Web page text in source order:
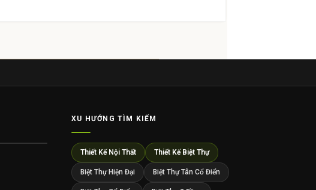
XU HƯỚNG TÌM KIẾM
Thiết Kế Nội Thất Thiết Kế Biệt Thự
Biệt Thự Hiện Đại Biệt Thự Tân Cổ Điển